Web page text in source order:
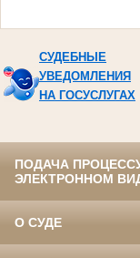
СУДЕБНЫЕ
УВЕДОМЛЕНИЯ
НА ГОСУСЛУГАХ
ПОДАЧА
ЭЛЕКТРОННОМ
О СУДЕ